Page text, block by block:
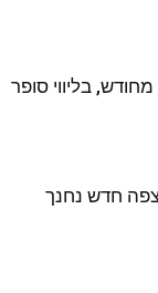
בליווי סופר
חדש נחנך